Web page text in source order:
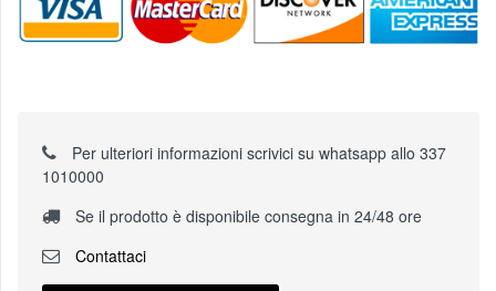
Per ulteriori informazioni scrivici su whatsapp allo 337
1010000
Se il prodotto è disponibile consegna in 24/48 ore
Contattaci